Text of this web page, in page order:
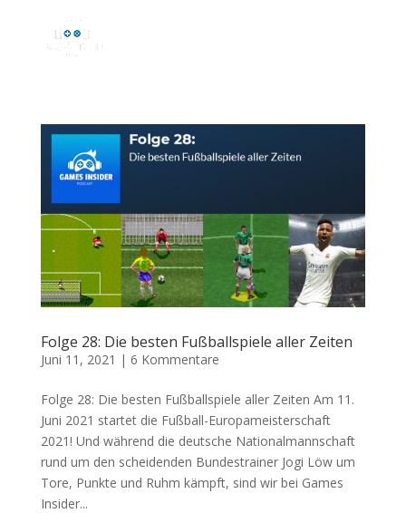
Folge 28: Die besten Fußballspiele aller Zeiten
Juni 11, 2021 | 6 Kommentare
Folge 28: Die besten Fußballspiele aller Zeiten Am 11.
Juni 2021 startet die Fußball-Europameisterschaft
2021! Und während die deutsche Nationalmannschaft
rund um den scheidenden Bundestrainer Jogi Löw um
Tore, Punkte und Ruhm kämpft, sind wir bei Games
Insider...